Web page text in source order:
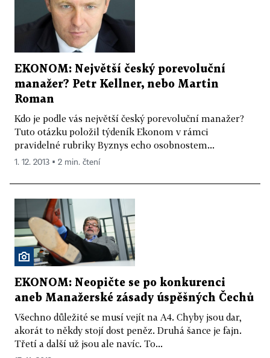
EKONOM: Největší český porevoluční
manažer? Petr Kellner, nebo Martin
Roman
Kdo je podle vás největší český porevoluční manažer?
Tuto otázku položil týdeník Ekonom v rámci
pravidelné rubriky Byznys echo osobnostem...
1. 12. 2013 ▪ 2 min. čtení
EKONOM: Neopičte se po konkurenci
aneb Manažerské zásady úspěšných Čechů
Všechno důležité se musí vejít na A4. Chyby jsou dar,
akorát to někdy stojí dost peněz. Druhá šance je fajn.
Třetí a další už jsou ale navíc. To...